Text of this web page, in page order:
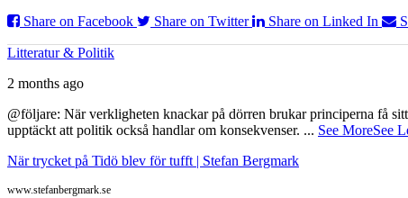
Share on Facebook
Share on Twitter Share on Linked In
Litteratur & Politik
2 months ago
@följare: När verkligheten knackar på dörren brukar principerna få
upptäckt att politik också handlar om konsekvenser. ... See MoreSee
När trycket på Tidö blev för tufft | Stefan Bergmark
www.stefanbergmark.se